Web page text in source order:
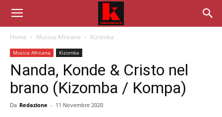
Home Musica Africana Kizomba
Musica Africana Kizomba
Nanda, Konde & Cristo nel
brano (Kizomba / Kompa)
Da Redazione - 11 Novembre 2020